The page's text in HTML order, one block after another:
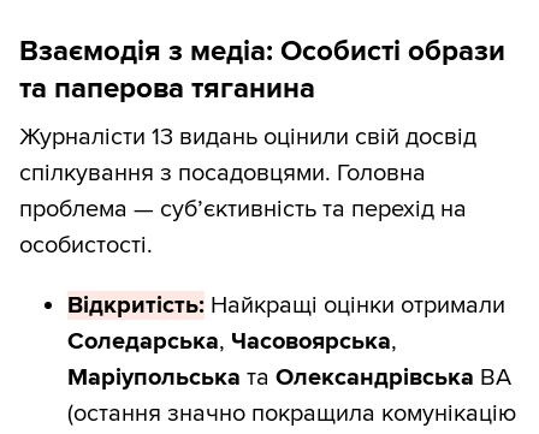
Взаємодія з медіа: Особисті образи
та паперова тяганина
Журналісти 13 видань оцінили свій досвід
спілкування з посадовцями. Головна
проблема — суб’єктивність та перехід на
особистості.
Відкритість: Найкращі оцінки отримали
Соледарська, Часовоярська,
Маріупольська та Олександрівська ВА
(остання значно покращила комунікацію